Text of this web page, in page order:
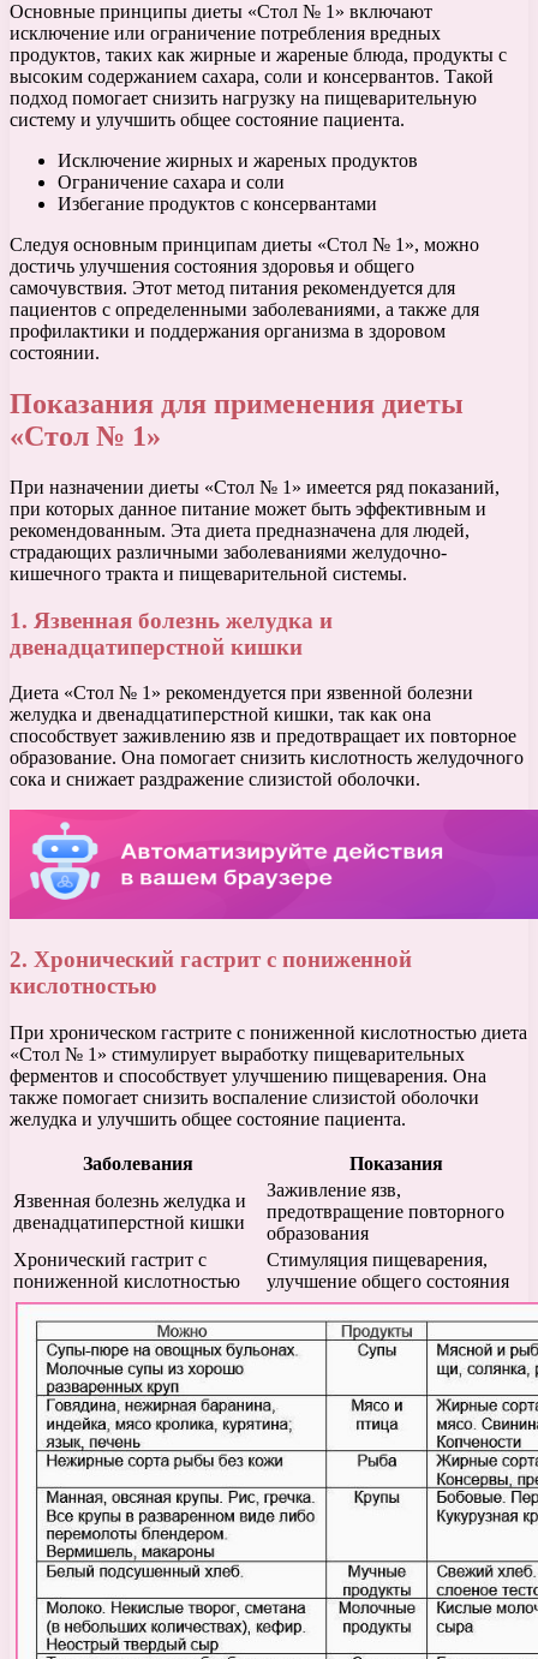
Основные принципы диеты «Стол № 1» включают
исключение или ограничение потребления вредных
продуктов, таких как жирные и жареные блюда, продукты с
высоким содержанием сахара, соли и консервантов. Такой
подход помогает снизить нагрузку на пищеварительную
систему и улучшить общее состояние пациента.
Исключение жирных и жареных продуктов
Ограничение сахара и соли
Избегание продуктов с консервантами
Следуя основным принципам диеты «Стол № 1», можно
достичь улучшения состояния здоровья и общего
самочувствия. Этот метод питания рекомендуется для
пациентов с определенными заболеваниями, а также для
профилактики и поддержания организма в здоровом
состоянии.
Показания для применения диеты
«Стол № 1»
При назначении диеты «Стол № 1» имеется ряд показаний,
при которых данное питание может быть эффективным и
рекомендованным. Эта диета предназначена для людей,
страдающих различными заболеваниями желудочно-
кишечного тракта и пищеварительной системы.
1. Язвенная болезнь желудка и
двенадцатиперстной кишки
Диета «Стол № 1» рекомендуется при язвенной болезни
желудка и двенадцатиперстной кишки, так как она
способствует заживлению язв и предотвращает их повторное
образование. Она помогает снизить кислотность желудочного
сока и снижает раздражение слизистой оболочки.
2. Хронический гастрит с пониженной
кислотностью
При хроническом гастрите с пониженной кислотностью диета
«Стол № 1» стимулирует выработку пищеварительных
ферментов и способствует улучшению пищеварения. Она
также помогает снизить воспаление слизистой оболочки
желудка и улучшить общее состояние пациента.
Заболевания
Показания
Язвенная болезнь желудка и
двенадцатиперстной кишки
Заживление язв,
предотвращение повторного
образования
Хронический гастрит с
пониженной кислотностью
Стимуляция пищеварения,
улучшение общего состояния